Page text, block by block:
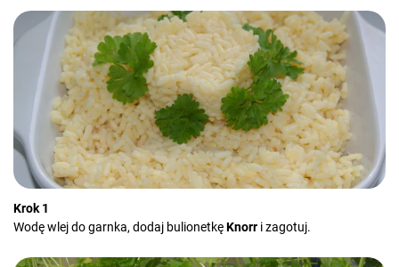
Krok 1
Wodę wlej do garnka, dodaj bulionetkęKnorr i zagotuj.